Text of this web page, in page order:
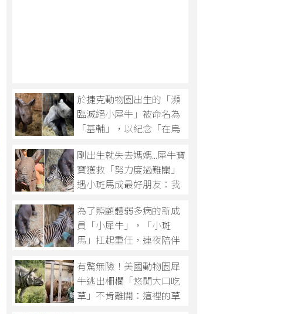
於捷克動物園出生的「瀕
臨滅絕小犀牛」被命名為
「基輔」，以紀念「在烏
剛出生就失去媽媽...犀牛寶
寶獲救「努力度過難關」
遇小斑馬成最好朋友：我
為了照顧體弱多病的新成
員「小犀牛」，「小斑
馬」扛起重任，連夜陪伴
告訴牠：兄弟千萬不要放
棄！
有驚無險！美國動物園犀
牛逃出柵欄「悠閒大口吃
草」不肯離開：這裡的草